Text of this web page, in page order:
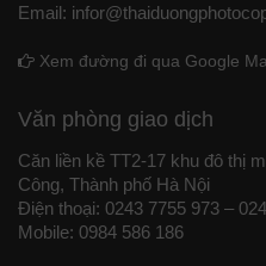
Email:
Xem đường đi qua Google
Văn phòng giao dịch
Căn liền kề TT2-17 khu đô thị
Công, Thành phố Hà Nội
Điện thoại: 0243 7755 973 –
Mobile: 0984 586 186